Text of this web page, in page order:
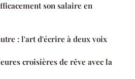
son salaire en
: l'art d'écrire à deux voix
croisières de rêve avec la